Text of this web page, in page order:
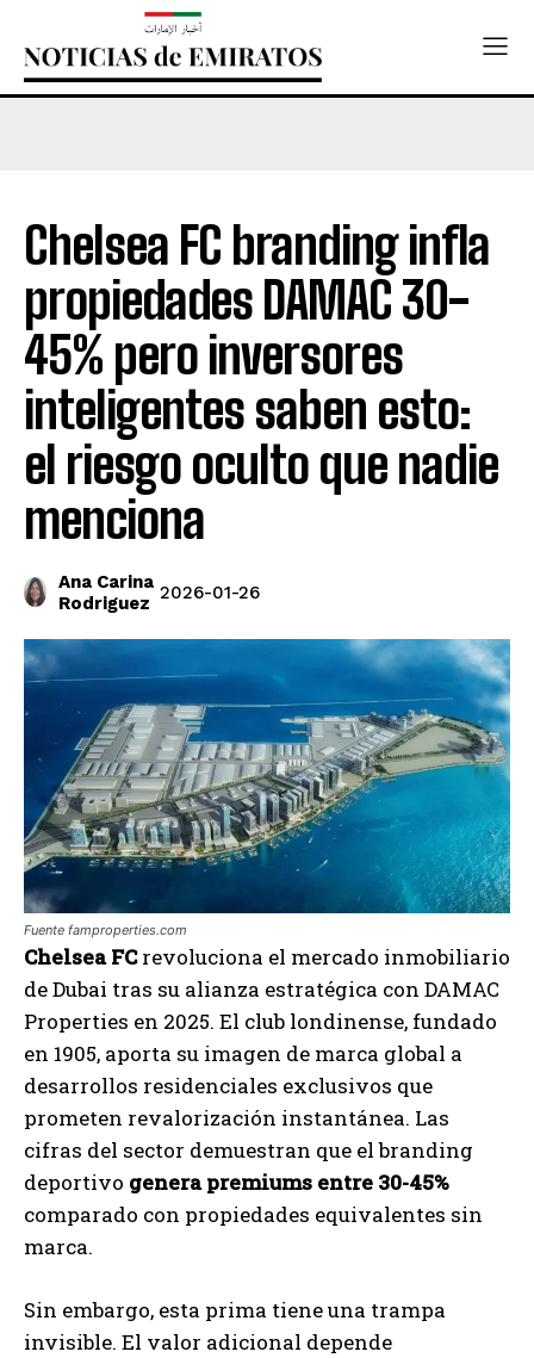
Chelsea FC branding infla
propiedades DAMAC 30-
45% pero inversores
inteligentes saben esto:
el riesgo oculto que nadie
menciona
Ana Carina
Rodriguez 2026-01-26
Fuente famproperties.com
Chelsea FCrevoluciona el mercado inmobiliario
de Dubai tras su alianza estratégica con DAMAC
Properties en 2025. El club londinense, fundado
en 1905, aporta su imagen de marca global a
desarrollos residenciales exclusivos que
prometen revalorización instantánea. Las
cifras del sector demuestran que el branding
deportivo genera premiums entre 30-45%
comparado con propiedades equivalentes sin
marca.
Sin embargo, esta prima tiene una trampa
invisible. El valor adicional depende